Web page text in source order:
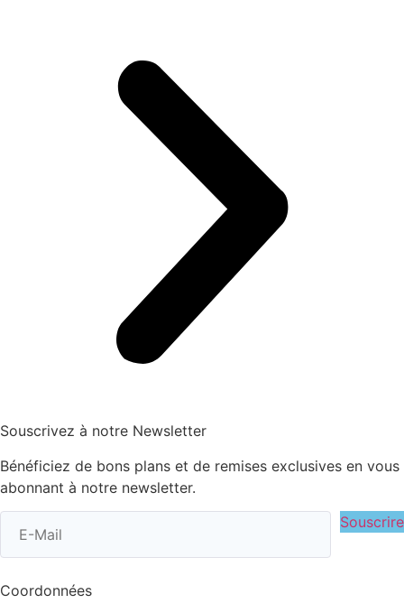
Souscrivez à notre Newsletter
Bénéficiez de bons plans et de remises exclusives en vous
abonnant à notre newsletter.
Souscrire
Coordonnées